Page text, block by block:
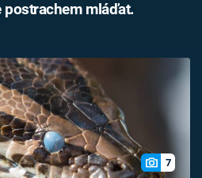
postrachem mláďat.
7